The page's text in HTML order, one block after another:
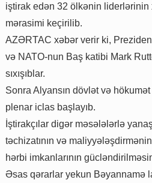
iştirak edən 32 ölkənin
mərasimi keçirilib.
AZƏRTAC xəbər verir ki,
və NATO-nun Baş katibi Mark
sıxışıblar.
Sonra Alyansın dövlət və hökumət
plenar iclas başlayıb.
İştirakçılar digər məsələlərlə
təchizatının və maliyyələşdirmənin
hərbi imkanlarının
Əsas qərarlar yekun Bəyannamə